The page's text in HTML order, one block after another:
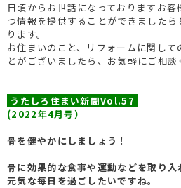
日頃からお世話になっておりますお
つ情報を提供することができました
ります。
お住まいのこと、リフォームに関し
とがございましたら、お気軽にご相談
うたしろ住まい新聞Vol.57
(2022年4月号）
骨を健やかにしましょう！
骨に効果的な食事や運動などを取り入
元気な毎日を過ごしたいですね。